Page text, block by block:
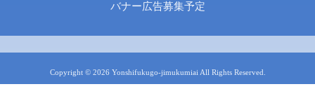
バナー広告募集予定
Copyright © 2026 Yonshifukugo-jimukumiai All Rights Reserved.